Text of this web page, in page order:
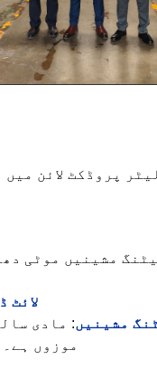
پروڈکٹ لائن
مشینیں موٹی
لائٹ
مشینیں: مادی
: تیز رفتار اور کارکردگی کی خاصیت ، بڑے پیمانے پر پیداوار کے ل suitable موزوں ہے۔